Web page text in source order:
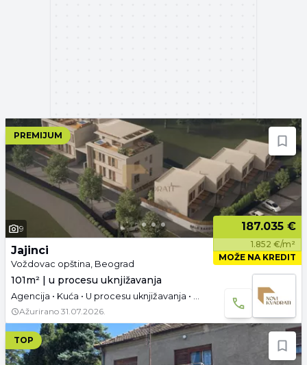
PREMIJUM
9 187.035 €
1.852 €/m²
MOŽE NA KREDIT
Jajinci
Voždovac opština, Beograd
101m² | u procesu uknjižavanja
Agencija • Kuća • U procesu uknjižavanja • Prazno • Parking
Ažurirano 31.07.2026.
TOP